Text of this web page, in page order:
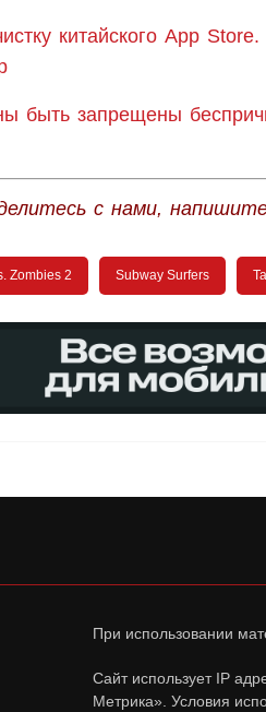
китайского App
быть запрещены
с нами,
Zombies 2 Subway Surfers
При использовании
Сайт использует IP
Метрика». Условия